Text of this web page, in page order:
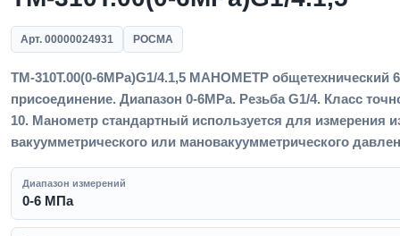
Арт. 00000024931 РОСМА
ТМ-310Т.00(0-6MPa)G1/4.1,5 МАНОМЕТР общетехнический
присоединение. Диапазон 0-6MPa. Резьба G1/4. Класс
10. Манометр стандартный используется для измерения
вакуумметрического или мановакуумметрического
Диапазон измерений
0-6 МПа